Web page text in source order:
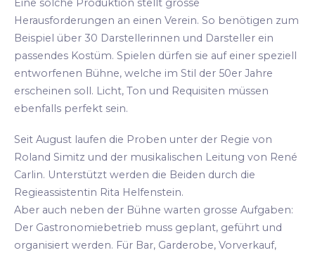
Eine solche Produktion stellt grosse
Herausforderungen an einen Verein. So benötigen zum
Beispiel über 30 Darstellerinnen und Darsteller ein
passendes Kostüm. Spielen dürfen sie auf einer speziell
entworfenen Bühne, welche im Stil der 50er Jahre
erscheinen soll. Licht, Ton und Requisiten müssen
ebenfalls perfekt sein.
Seit August laufen die Proben unter der Regie von
Roland Simitz und der musikalischen Leitung von René
Carlin. Unterstützt werden die Beiden durch die
Regieassistentin Rita Helfenstein.
Aber auch neben der Bühne warten grosse Aufgaben:
Der Gastronomiebetrieb muss geplant, geführt und
organisiert werden. Für Bar, Garderobe, Vorverkauf,